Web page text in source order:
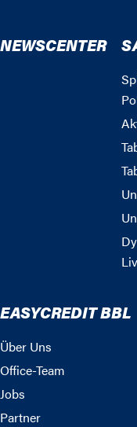
NEWSCENTER
EASYCREDIT BBL
Über Uns
Office-Team
Jobs
Partner